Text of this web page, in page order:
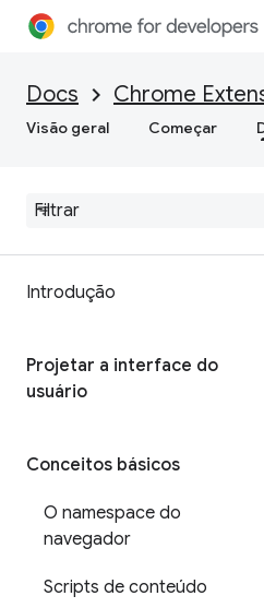
Docs Chrome
Visão geral Começar
Introdução
Projetar a interface do
usuário
Conceitos básicos
O namespace do
navegador
Scripts de conteúdo